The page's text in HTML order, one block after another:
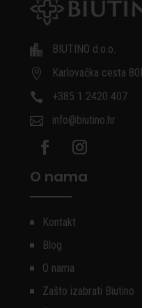

BIUTINO d.o.o.

Karlovačka cesta

+385 1 2420 407

info@biutino.hr
O nama
Kontakt
Blog
O nama
Zašto izabrati Biutino